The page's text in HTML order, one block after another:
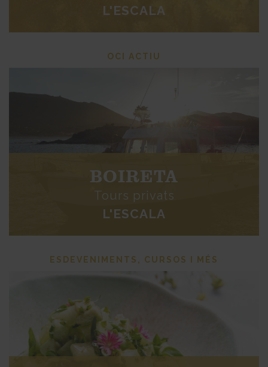
L'ESCALA
OCI ACTIU
BOIRETA
Tours privats
L'ESCALA
ESDEVENIMENTS, CURSOS I MÉS